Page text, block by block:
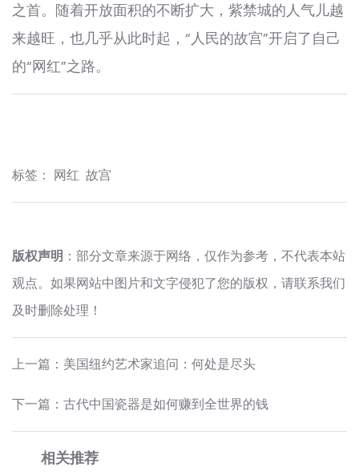
之首。随着开放面积的不断扩大，紫禁城的人气儿越
来越旺，也几乎从此时起，“人民的故宫”开启了自己
的“网红”之路。
标签： 网红 故宫
版权声明 ：部分文章来源于网络，仅作为参考，不代表本站
观点。如果网站中图片和文字侵犯了您的版权，请联系我们
及时删除处理！
上一篇： 美国纽约艺术家追问：何处是尽头
下一篇： 古代中国瓷器是如何赚到全世界的钱
相关推荐